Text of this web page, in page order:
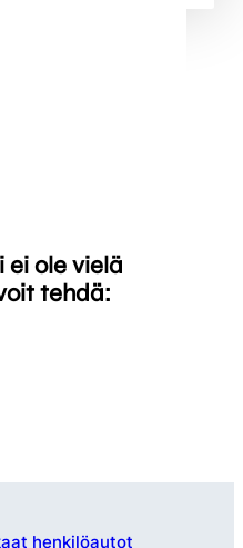
ei ole vielä
tehdä:
henkilöautot